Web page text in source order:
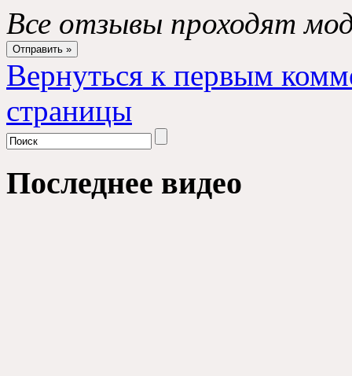
Все отзывы проходят
Вернуться к первым
страницы
Последнее видео